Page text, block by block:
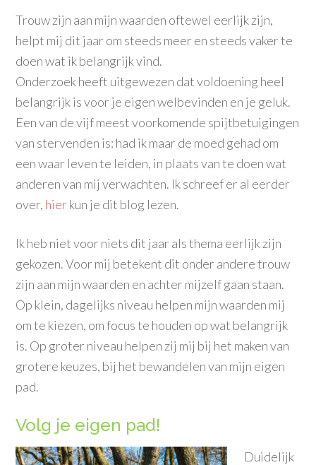
Trouw zijn aan mijn waarden oftewel eerlijk zijn,
helpt mij dit jaar om steeds meer en steeds vaker te
doen wat ik belangrijk vind.
Onderzoek heeft uitgewezen dat voldoening heel
belangrijk is voor je eigen welbevinden en je geluk.
Een van de vijf meest voorkomende spijtbetuigingen
van stervenden is: had ik maar de moed gehad om
een waar leven te leiden, in plaats van te doen wat
anderen van mij verwachten. Ik schreef er al eerder
over, hierkun je dit blog lezen.
Ik heb niet voor niets dit jaar als thema eerlijk zijn
gekozen. Voor mij betekent dit onder andere trouw
zijn aan mijn waarden en achter mijzelf gaan staan.
Op klein, dagelijks niveau helpen mijn waarden mij
om te kiezen, om focus te houden op wat belangrijk
is. Op groter niveau helpen zij mij bij het maken van
grotere keuzes, bij het bewandelen van mijn eigen
pad.
Volg je eigen pad!
Duidelijk